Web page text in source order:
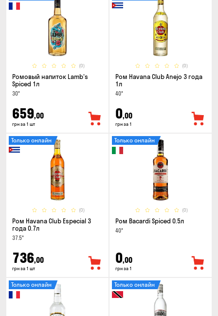
(0)
Ромовый напиток Lamb's
Spiced 1л
30°
659,00
грн за 1 шт
(0)
Ром Havana Club Anejo 3 года
1л
40°
0,00
грн за 1
(0)
Только онлайн
Ром Havana Club Especial 3
года 0.7л
37.5°
736,00
грн за 1 шт
(0)
Только онлайн
Ром Bacardi Spiced 0.5л
40°
0,00
грн за 1
Только онлайн Только онлайн